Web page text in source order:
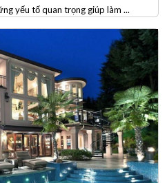
yếu tố quan trọng giúp làm ...